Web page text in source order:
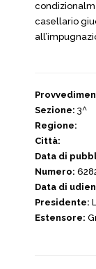
casellario
Sezione: 3^
Regione:
Città:
Data di
Numero:
Data di
Presidente:
Estensore: